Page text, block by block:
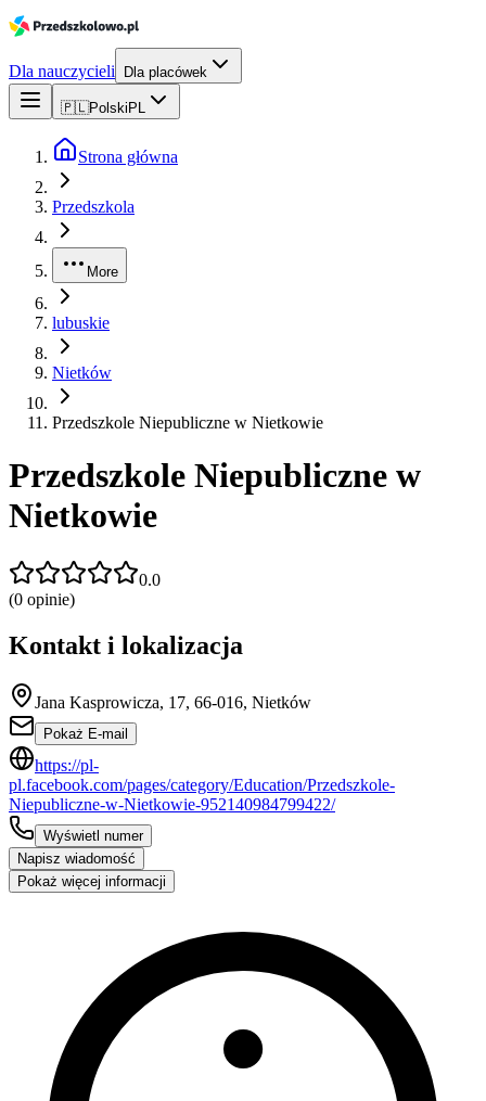
Dla nauczycieli Dla placówek
🇵🇱Polski PL
Strona główna
Przedszkola
More
lubuskie
Nietków
Przedszkole Niepubliczne w Nietkowie
Przedszkole Niepubliczne w
Nietkowie
0.0
(0 opinie)
Kontakt i lokalizacja
Jana Kasprowicza, 17, 66-016, Nietków
Pokaż E-mail
https://pl-
pl.facebook.com/pages/category/Education/Przedszkole-
Niepubliczne-w-Nietkowie-952140984799422/
Wyświetl numer
Napisz wiadomość
Pokaż więcej informacji